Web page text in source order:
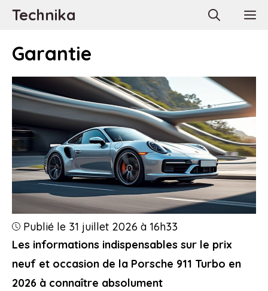
AllerTechnika
Garantie
Les informations indispensables sur le prix
neuf et occasion de la Porsche 911 Turbo en
2026 à connaître absolument
Publié le 31 juillet 2026 à 16h33